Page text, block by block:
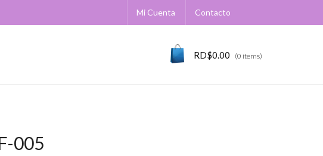
Mi Cuenta Contacto
RD$0.00 (0 items)
005